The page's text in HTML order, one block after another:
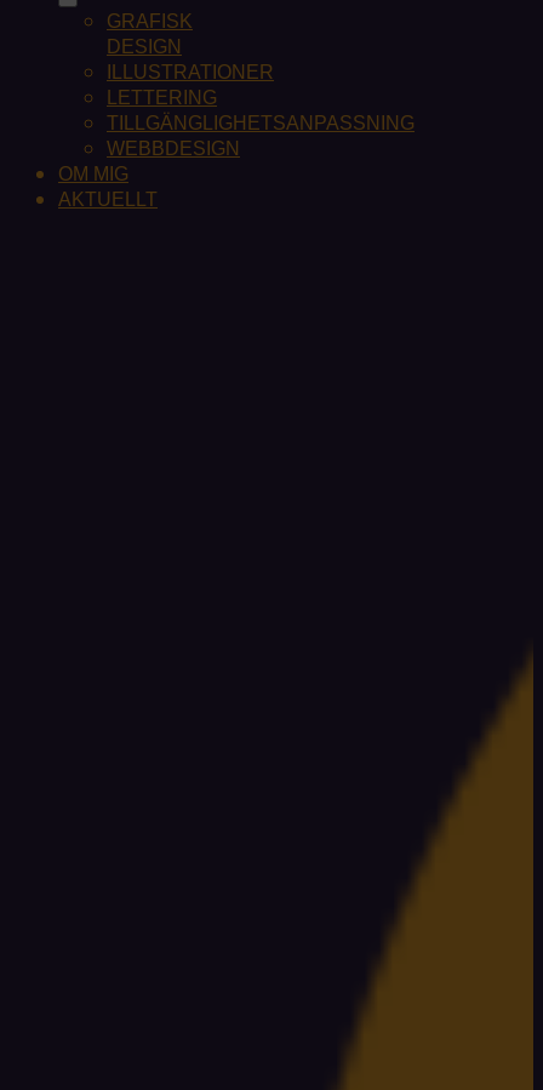
GRAFISK
DESIGN
ILLUSTRATIONER
LETTERING
TILLGÄNGLIGHETSANPASSNING
WEBBDESIGN
OM MIG
AKTUELLT